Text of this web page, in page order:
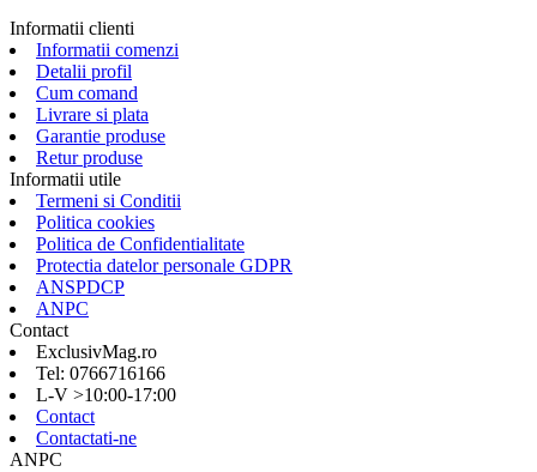
Informatii clienti
Informatii comenzi
Detalii profil
Cum comand
Livrare si plata
Garantie produse
Retur produse
Informatii utile
Termeni si Conditii
Politica cookies
Politica de Confidentialitate
Protectia datelor personale GDPR
ANSPDCP
ANPC
Contact
ExclusivMag.ro
Tel: 0766716166
L-V >10:00-17:00
Contact
Contactati-ne
ANPC